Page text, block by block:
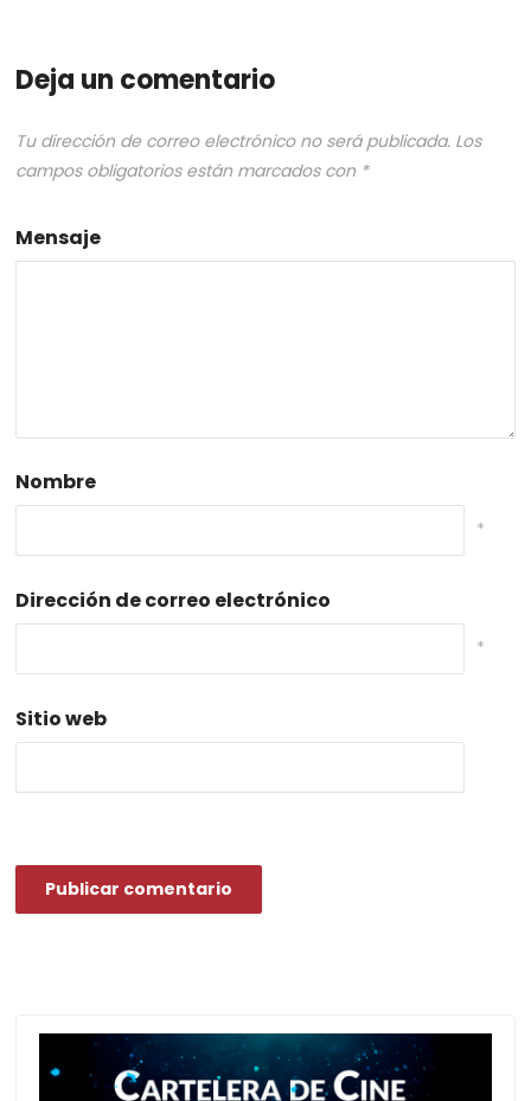
Deja un comentario
Tu dirección de correo electrónico no será publicada. Los
campos obligatorios están marcados con *
Mensaje
Nombre
*
Dirección de correo electrónico
*
Sitio web